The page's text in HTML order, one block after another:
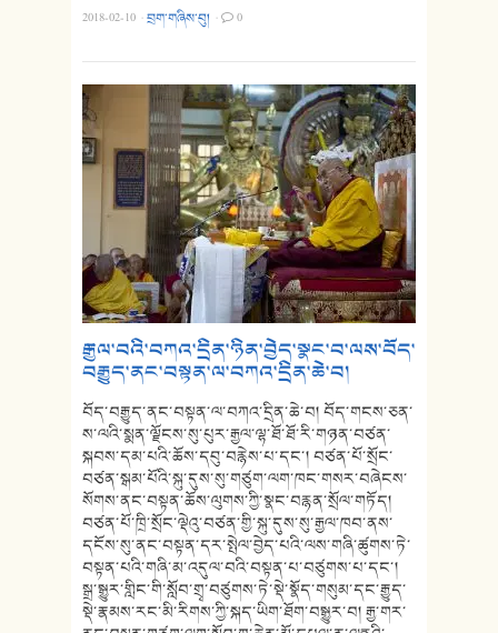
2018-02-10 ·བྲག་གཞིས་བུ། · 0
༸རྒྱལ་བའི་བཀའ་དྲིན་ཉིན་བྱེད་སྣང་བ་ལས་བོད་
བརྒྱུད་ནང་བསྟན་ལ་བཀའ་དྲིན་ཆེ་བ།
བོད་བརྒྱུད་ནང་བསྟན་ལ་བཀའ་དྲིན་ཆེ་བ། བོད་གངས་ཅན་
ས་ལའི་སྨན་ལྗོངས་སུ་པུར་རྒྱལ་ལྷ་ཐོ་ཐོ་རི་གཉན་བཙན་
སྐབས་དམ་པའི་ཆོས་དབུ་བརྙེས་པ་དང་། བཙན་པོ་སྲོང་
བཙན་སྒམ་པོའི་སྐུ་དུས་སུ་གཙུག་ལག་ཁང་གསར་བཞེངས་
སོགས་ནང་བསྟན་ཆོས་ལུགས་ཀྱི་སྣང་བརྙན་སྲོལ་གཏོད།
བཙན་པོ་ཁྲི་སྲོང་ལྡེའུ་བཙན་གྱི་སྐུ་དུས་སུ་རྒྱལ་ཁབ་ནས་
དངོས་སུ་ནང་བསྟན་དར་སྤེལ་བྱེད་པའི་ལས་གཞི་ཚུགས་ཏེ་
བསྟན་པའི་གཞི་མ་འདུལ་བའི་བསྟན་པ་བཙུགས་པ་དང་།
སྒྲ་སྒྱུར་གླིང་གི་སློབ་གྲྭ་བཙུགས་ཏེ་སྡེ་སྣོད་གསུམ་དང་རྒྱུད་
སྡེ་རྣམས་རང་མི་རིགས་ཀྱི་སྐད་ཡིག་ཐོག་བསྒྱུར་བ། རྒྱ་གར་